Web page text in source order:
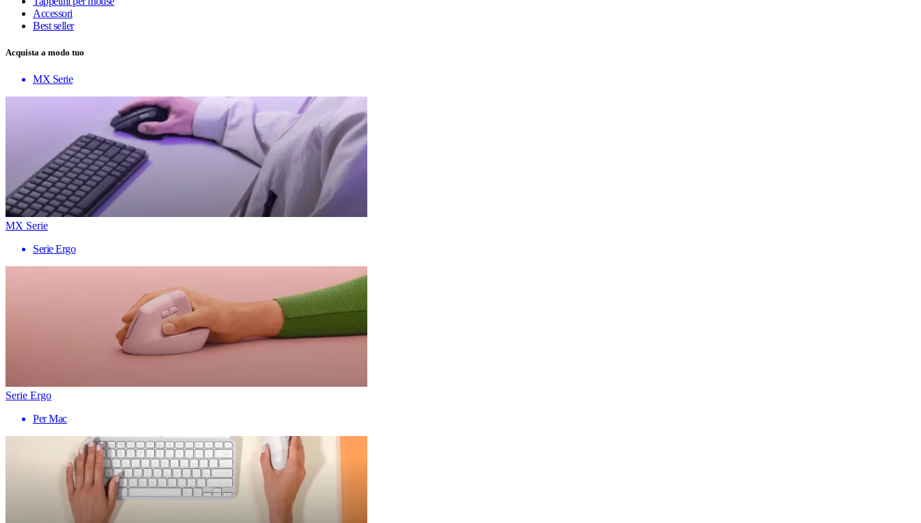
Accessori
Best seller
Acquista a modo tuo
MX Serie
MX Serie
Serie Ergo
Serie Ergo
Per Mac